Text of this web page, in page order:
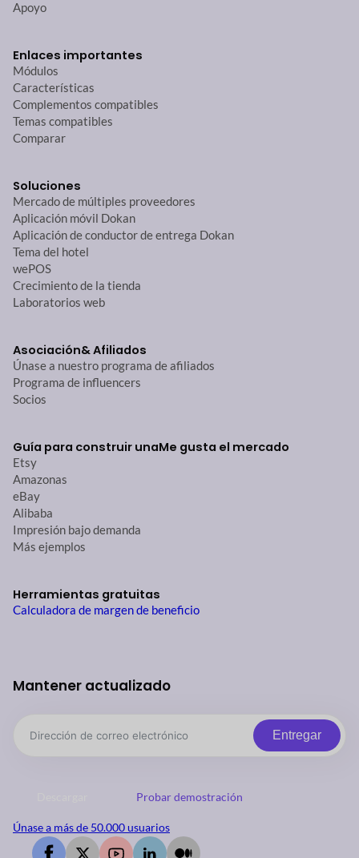
Apoyo
Enlaces importantes
Módulos
Características
Complementos compatibles
Temas compatibles
Comparar
Soluciones
Mercado de múltiples proveedores
Aplicación móvil Dokan
Aplicación de conductor de entrega Dokan
Tema del hotel
wePOS
Crecimiento de la tienda
Laboratorios web
Asociación& Afiliados
Únase a nuestro programa de afiliados
Programa de influencers
Socios
Guía para construir unaMe gusta el mercado
Etsy
Amazonas
eBay
Alibaba
Impresión bajo demanda
Más ejemplos
Herramientas gratuitas
Calculadora de margen de beneficio
Mantener actualizado
Entregar
Probar demostración
Únase a más de 50.000 usuarios